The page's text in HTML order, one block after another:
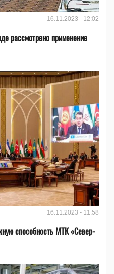
16.11.2023 - 12:02
рассмотрено применение
16.11.2023 - 11:58
способность МТК «Север-